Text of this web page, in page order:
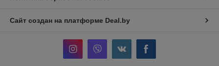
Сайт создан на платформе Deal.by